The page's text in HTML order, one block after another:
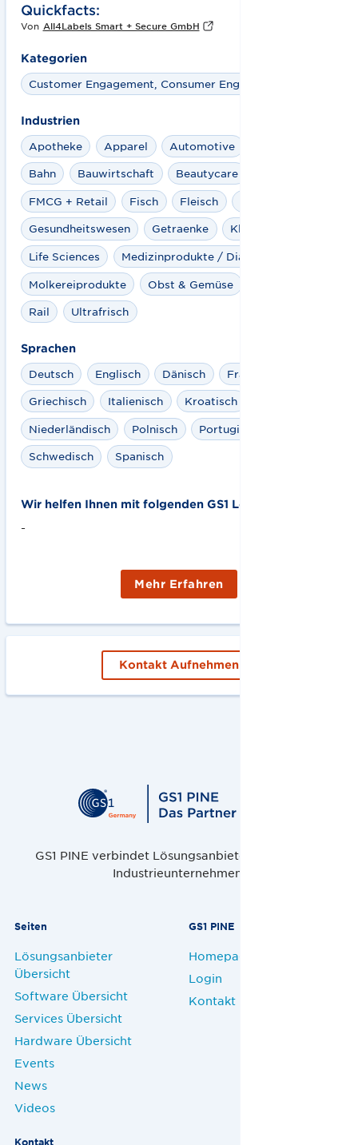
Quickfacts:
Von All4Labels Smart + Secure GmbH
Kategorien
Customer Engagement, Consumer Engagement
Industrien
Apotheke
Apparel Automotive
Bahn Bauwirtschaft Beautycare
FMCG + Retail Fisch Fleisch
Gesundheitswesen Getraenke Kliniken
Life Sciences Medizinprodukte / Diagnostika
Molkereiprodukte Obst & Gemüse
Rail Ultrafrisch
Sprachen
Deutsch
Englisch Dänisch Französisch
Griechisch Italienisch Kroatisch
Niederländisch Polnisch Portugisisch
Schwedisch Spanisch
Wir helfen Ihnen mit folgenden GS1 Lösungen:
-
Mehr Erfahren
Kontakt Aufnehmen
GS1 PINE verbindet Lösungsanbieter, Handel und
Industrieunternehmen.
Seiten
Lösungsanbieter
Übersicht
Software Übersicht
Services Übersicht
Hardware Übersicht
Events
News
Videos
GS1 PINE
Homepage
Login
Kontakt
Kontakt